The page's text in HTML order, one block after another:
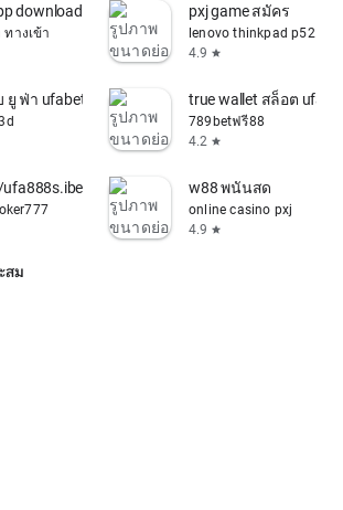
download
ทางเข้า
pxj game สมัคร
lenovo thinkpad p52
4.9 star
ยู ฟ่า ufabet เว็บ ตรง ทาง เข้า มือ ถือtrue wallet สล็อต
789betฟรี88
4.2 star
ufa888s/ufabet/login
w88 พนันสด
online casino pxj
4.9 star
สม